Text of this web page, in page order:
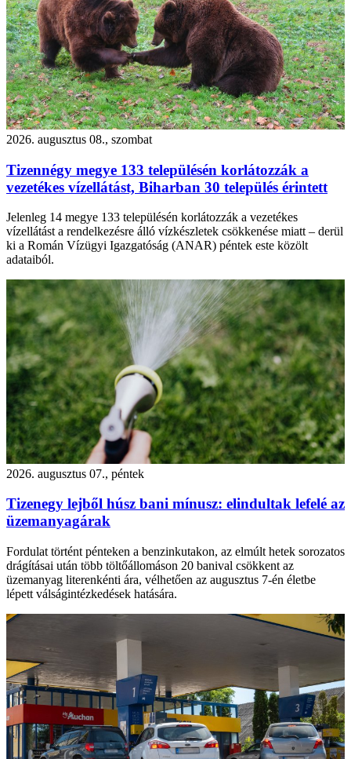
2026. augusztus 08., szombat
Tizennégy megye 133 településén korlátozzák a
vezetékes vízellátást, Biharban 30 település érintett
Jelenleg 14 megye 133 településén korlátozzák a vezetékes
vízellátást a rendelkezésre álló vízkészletek csökkenése miatt – derül
ki a Román Vízügyi Igazgatóság (ANAR) péntek este közölt
adataiból.
2026. augusztus 07., péntek
Tizenegy lejből húsz bani mínusz: elindultak lefelé az
üzemanyagárak
Fordulat történt pénteken a benzinkutakon, az elmúlt hetek sorozatos
drágításai után több töltőállomáson 20 banival csökkent az
üzemanyag literenkénti ára, vélhetően az augusztus 7-én életbe
lépett válságintézkedések hatására.